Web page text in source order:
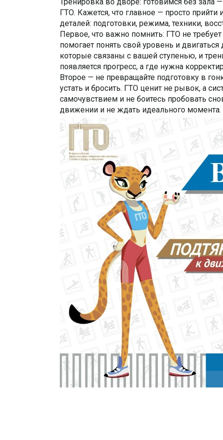
ГТО. Кажется, что главное — просто
деталей: подготовки, режима, техники,
Первое, что важно помнить: ГТО не
помогает понять свой уровень и
которые связаны с вашей ступенью, и
появляется прогресс, а где нужна
Второе — не превращайте подготовку в
устать и бросить. ГТО ценит не рывок, а
самочувствием и не боитесь пробовать
движении и не ждать идеального момента.